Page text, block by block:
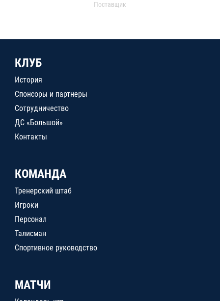
Поставщик
КЛУБ
История
Спонсоры и партнеры
Сотрудничество
ДС «Большой»
Контакты
КОМАНДА
Тренерский штаб
Игроки
Персонал
Талисман
Спортивное руководство
МАТЧИ